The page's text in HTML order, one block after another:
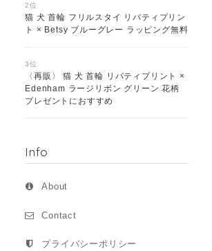
2位
猫 犬 首輪 フリルスタイ リバティプリン
ト × Betsy ブルーグレー ラッピング無料
3位
〈再販〉 猫 犬 首輪 リバティプリント ×
Edenham ラージリボン グリーン 花柄
プレゼントにおすすめ
Info
About
Contact
プライバシーポリシー